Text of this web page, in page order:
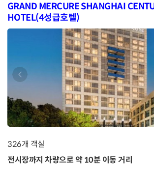
GRAND MERCURE SHANGHAI
HOTEL(4성급호텔)
326개 객실
전시장까지 차량으로 약 10분 이동 거리